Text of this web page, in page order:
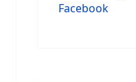
Facebook